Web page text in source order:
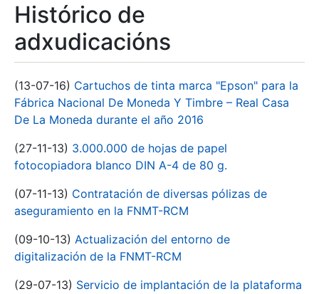
Histórico de
adxudicacións
(13-07-16) Cartuchos de tinta marca "Epson" para la
Fábrica Nacional De Moneda Y Timbre – Real Casa
De La Moneda durante el año 2016
(27-11-13) 3.000.000 de hojas de papel
fotocopiadora blanco DIN A-4 de 80 g.
(07-11-13) Contratación de diversas pólizas de
aseguramiento en la FNMT-RCM
(09-10-13) Actualización del entorno de
digitalización de la FNMT-RCM
(29-07-13) Servicio de implantación de la plataforma